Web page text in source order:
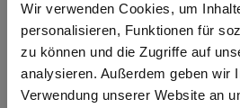
Wir verwenden Cookies, um
personalisieren, Funktionen für
zu können und die Zugriffe auf
analysieren. Außerdem geben wir
Verwendung unserer Website an
Oops!